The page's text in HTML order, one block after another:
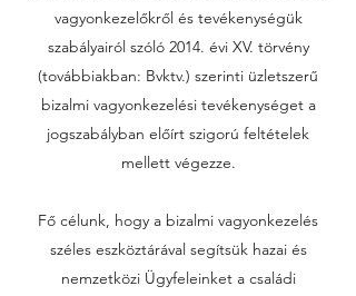
vagyonkezelőkről és tevékenységük
szabályairól szóló 2014. évi XV. törvény
(továbbiakban: Bvktv.) szerinti üzletszerű
bizalmi vagyonkezelési tevékenységet a
jogszabályban előírt szigorú feltételek
mellett végezze.
Fő célunk, hogy a bizalmi vagyonkezelés
széles eszköztárával segítsük hazai és
nemzetközi Ügyfeleinket a családi